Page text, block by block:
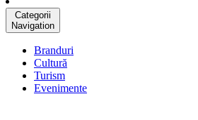
Categorii
Navigation
Branduri
Cultură
Turism
Evenimente